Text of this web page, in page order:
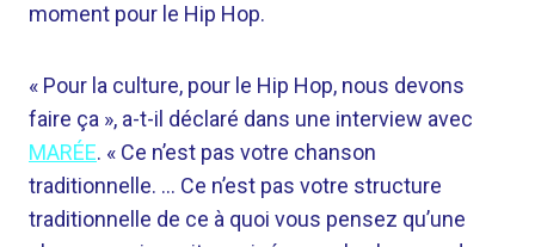
moment pour le Hip Hop.
« Pour la culture, pour le Hip Hop, nous devons
faire ça », a-t-il déclaré dans une interview avec
MARÉE. « Ce n’est pas votre chanson
traditionnelle. … Ce n’est pas votre structure
traditionnelle de ce à quoi vous pensez qu’une